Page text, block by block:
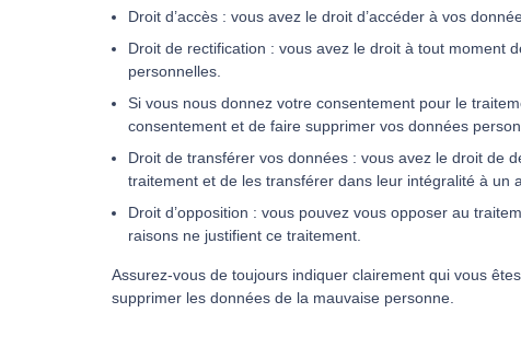
Droit d’accès : vous avez le droit d’accéder à vos
Droit de rectification : vous avez le droit à tout moment
personnelles.
Si vous nous donnez votre consentement pour le
consentement et de faire supprimer vos données
Droit de transférer vos données : vous avez le droit de
traitement et de les transférer dans leur intégralité à un
Droit d’opposition : vous pouvez vous opposer au
raisons ne justifient ce traitement.
Assurez-vous de toujours indiquer clairement qui vous
supprimer les données de la mauvaise personne.